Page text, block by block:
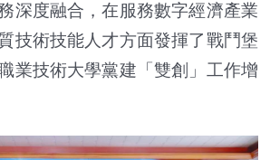
深度融合，在服務數字經濟產業
技術技能人才方面發揮了戰鬥堡
業技術大學黨建「雙創」工作增